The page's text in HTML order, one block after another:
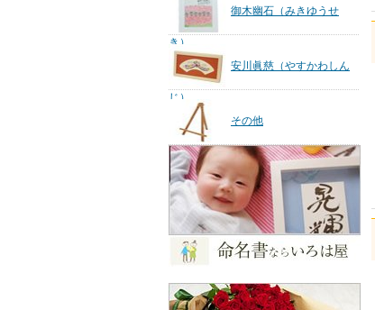
御木幽石（みきゆうせ
き）
安川眞慈（やすかわしん
じ）
その他